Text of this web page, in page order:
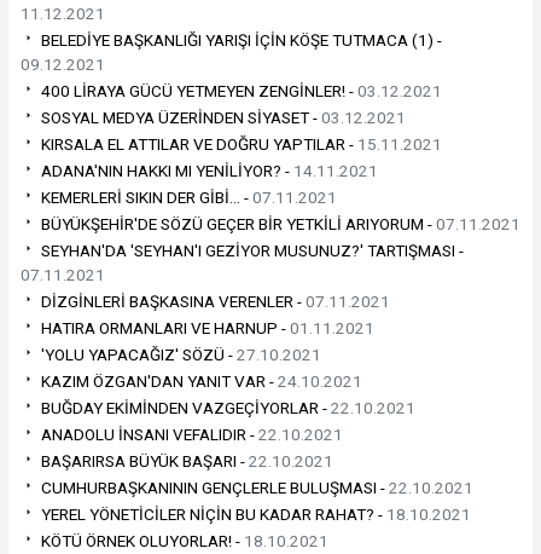
11.12.2021
BELEDİYE BAŞKANLIĞI YARIŞI İÇİN KÖŞE TUTMACA (1) -
09.12.2021
400 LİRAYA GÜCÜ YETMEYEN ZENGİNLER! -03.12.2021
SOSYAL MEDYA ÜZERİNDEN SİYASET -03.12.2021
KIRSALA EL ATTILAR VE DOĞRU YAPTILAR - 15.11.2021
ADANA'NIN HAKKI MI YENİLİYOR? - 14.11.2021
KEMERLERİ SIKIN DER GİBİ… -07.11.2021
BÜYÜKŞEHİR'DE SÖZÜ GEÇER BİR YETKİLİ ARIYORUM -07.11.2021
SEYHAN'DA 'SEYHAN'I GEZİYOR MUSUNUZ?' TARTIŞMASI -
07.11.2021
DİZGİNLERİ BAŞKASINA VERENLER -07.11.2021
HATIRA ORMANLARI VE HARNUP -01.11.2021
'YOLU YAPACAĞIZ' SÖZÜ -27.10.2021
KAZIM ÖZGAN'DAN YANIT VAR -24.10.2021
BUĞDAY EKİMİNDEN VAZGEÇİYORLAR -22.10.2021
ANADOLU İNSANI VEFALIDIR -22.10.2021
BAŞARIRSA BÜYÜK BAŞARI -22.10.2021
CUMHURBAŞKANININ GENÇLERLE BULUŞMASI -22.10.2021
YEREL YÖNETİCİLER NİÇİN BU KADAR RAHAT? - 18.10.2021
KÖTÜ ÖRNEK OLUYORLAR! - 18.10.2021